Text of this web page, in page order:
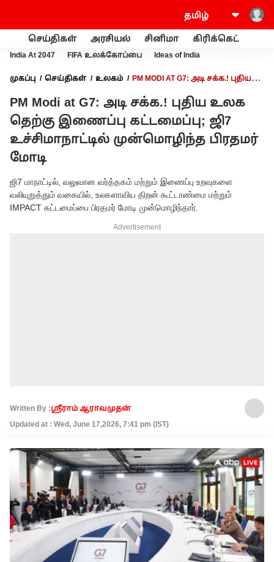
செய்திகள் அரசியல் சினிமா கிரிக்கெட்
India At 2047 FIFA உலக்கோப்பை Ideas of India
முகப்பு செய்திகள் உலகம்
PM MODI AT G7: அடி சக்க.! புதிய
முன்மொழிந்த பிரதமர் மோடி
PM Modi at G7: அடி சக்க.! புதிய உலக
தெற்கு இணைப்பு கட்டமைப்பு; ஜி7
உச்சிமாநாட்டில் முன்மொழிந்த பிரதமர்
மோடி
ஜி7 மாநாட்டில், வலுவான வர்த்தகம் மற்றும் இணைப்பு உறவுகளை
வலியுறுத்தும் வகையில், உலகளாவிய திறன் கூட்டாண்மை மற்றும்
IMPACT கட்டமைப்பை பிரதமர் மோடி முன்மொழிந்தார்.
Advertisement
Written By :ஸ்ரீராம் ஆராவமுதன்
Updated at : Wed, June 17,2026, 7:41 pm (IST)